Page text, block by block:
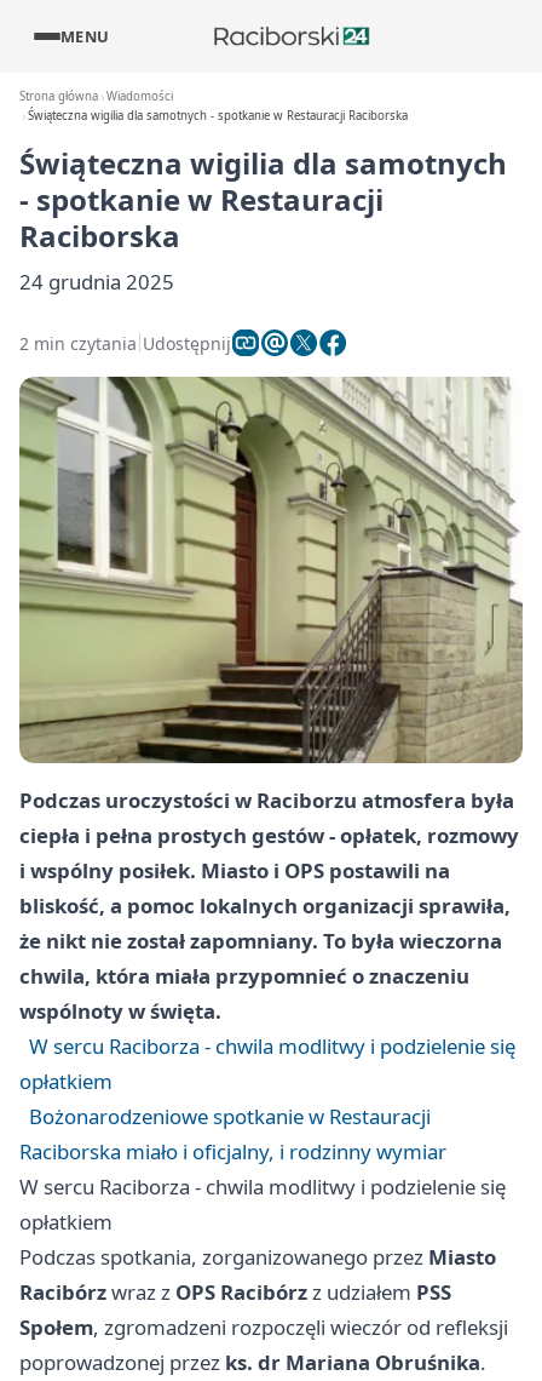
MENU
Strona główna Wiadomości
Świąteczna wigilia dla samotnych - spotkanie w Restauracji Raciborska
Świąteczna wigilia dla samotnych
- spotkanie w Restauracji
Raciborska
24 grudnia 2025
2 min czytania Udostępnij
Podczas uroczystości w Raciborzu atmosfera była
ciepła i pełna prostych gestów - opłatek, rozmowy
i wspólny posiłek. Miasto i OPS postawili na
bliskość, a pomoc lokalnych organizacji sprawiła,
że nikt nie został zapomniany. To była wieczorna
chwila, która miała przypomnieć o znaczeniu
wspólnoty w święta.
W sercu Raciborza - chwila modlitwy i podzielenie się
opłatkiem
Bożonarodzeniowe spotkanie w Restauracji
Raciborska miało i oficjalny, i rodzinny wymiar
W sercu Raciborza - chwila modlitwy i podzielenie się
opłatkiem
Podczas spotkania, zorganizowanego przez Miasto
Racibórzwraz z OPS Racibórz z udziałem PSS
Społem, zgromadzeni rozpoczęli wieczór od refleksji
poprowadzonej przez ks. dr Mariana Obruśnika.